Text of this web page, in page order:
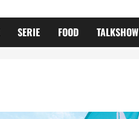
SERIE FOOD TALKSHOW